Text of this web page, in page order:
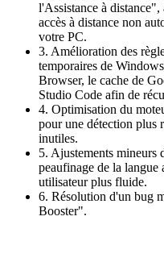
l'Assistance à
accès à distance non
votre PC.
3. Amélioration des
temporaires de
Browser, le cache de
Studio Code afin de
4. Optimisation du
pour une détection plus
inutiles.
5. Ajustements mineurs
peaufinage de la langue
utilisateur plus fluide.
6. Résolution d'un bug
Booster".